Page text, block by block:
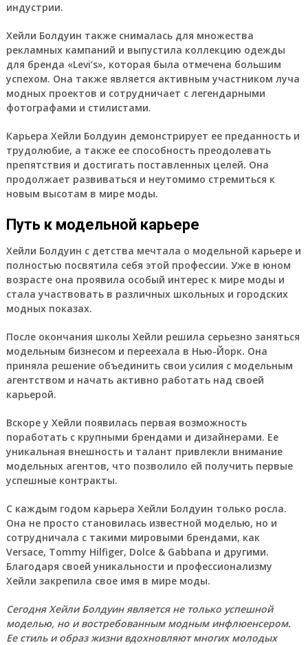
индустрии.
Хейли Болдуин также снималась для множества
рекламных кампаний и выпустила коллекцию одежды
для бренда «Levi’s», которая была отмечена большим
успехом. Она также является активным участником луча
модных проектов и сотрудничает с легендарными
фотографами и стилистами.
Карьера Хейли Болдуин демонстрирует ее преданность и
трудолюбие, а также ее способность преодолевать
препятствия и достигать поставленных целей. Она
продолжает развиваться и неутомимо стремиться к
новым высотам в мире моды.
Путь к модельной карьере
Хейли Болдуин с детства мечтала о модельной карьере и
полностью посвятила себя этой профессии. Уже в юном
возрасте она проявила особый интерес к мире моды и
стала участвовать в различных школьных и городских
модных показах.
После окончания школы Хейли решила серьезно заняться
модельным бизнесом и переехала в Нью-Йорк. Она
приняла решение объединить свои усилия с модельным
агентством и начать активно работать над своей
карьерой.
Вскоре у Хейли появилась первая возможность
поработать с крупными брендами и дизайнерами. Ее
уникальная внешность и талант привлекли внимание
модельных агентов, что позволило ей получить первые
успешные контракты.
С каждым годом карьера Хейли Болдуин только росла.
Она не просто становилась известной моделью, но и
сотрудничала с такими мировыми брендами, как
Versace, Tommy Hilfiger, Dolce & Gabbana и другими.
Благодаря своей уникальности и профессионализму
Хейли закрепила свое имя в мире моды.
Сегодня Хейли Болдуин является не только успешной
моделью, но и востребованным модным инфлюенсером.
Ее стиль и образ жизни вдохновляют многих молодых